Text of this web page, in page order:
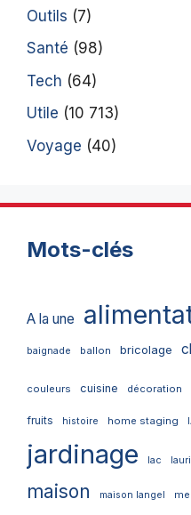
Outils (7)
Santé (98)
Tech (64)
Utile (10 713)
Voyage (40)
Mots-clés
A la une
baignade ballon bricolage
couleurs cuisine décoration
fruits histoire home staging
jardinage lac
maison maison langel